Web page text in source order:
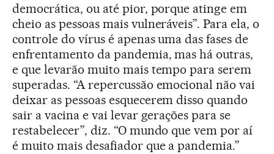
democrática, ou até pior, porque atinge em
cheio as pessoas mais vulneráveis”. Para ela, o
controle do vírus é apenas uma das fases de
enfrentamento da pandemia, mas há outras,
e que levarão muito mais tempo para serem
superadas. “A repercussão emocional não vai
deixar as pessoas esquecerem disso quando
sair a vacina e vai levar gerações para se
restabelecer”, diz. “O mundo que vem por aí
é muito mais desafiador que a pandemia.”